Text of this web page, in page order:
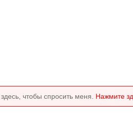
чтобы спросить меня. Нажмите